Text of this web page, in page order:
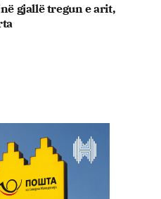
gjallë tregun e arit,